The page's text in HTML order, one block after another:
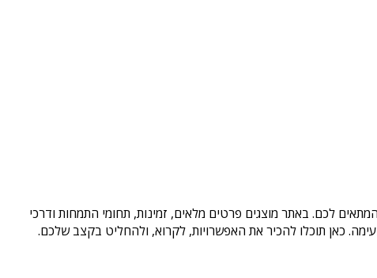
לכם. באתר מוצגים פרטים מלאים, זמינות, תחומי התמחות ודרכי
כאן תוכלו להכיר את האפשרויות, לקרוא, ולהחליט בקצב שלכם.